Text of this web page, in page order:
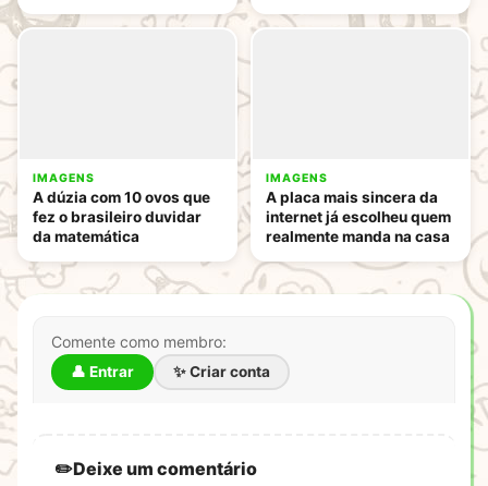
IMAGENS
A dúzia com 10 ovos que
fez o brasileiro duvidar
da matemática
IMAGENS
A placa mais sincera da
internet já escolheu quem
realmente manda na casa
Comente como membro:
👤 Entrar ✨ Criar conta
Deixe um comentário